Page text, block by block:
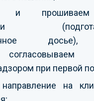
и
при первой
на